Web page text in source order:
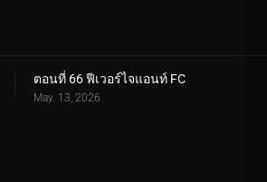
ตอนที่ 66 ฟีเวอร์ไจแอนท์ FC
May. 13, 2026